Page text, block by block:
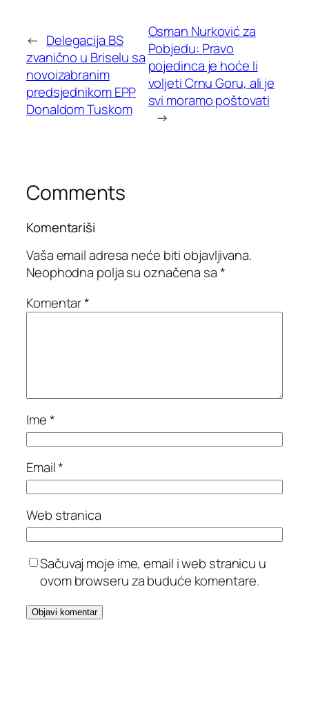
← Delegacija BS
zvanično u Briselu sa
novoizabranim
predsjednikom EPP
Donaldom Tuskom
Osman Nurković za
Pobjedu: Pravo
pojedinca je hoće li
voljeti Crnu Goru, ali je
svi moramo poštovati
→
Comments
Komentariši
Vaša email adresa neće biti objavljivana.
Neophodna polja su označena sa*
Komentar*
Ime*
Email*
Web stranica
Sačuvaj moje ime, email i web stranicu u
ovom browseru za buduće komentare.